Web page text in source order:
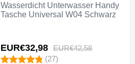
Wasserdicht Unterwasser Handy
Tasche Universal W04 Schwarz
EUR€32,98 EUR€42,58
(27)